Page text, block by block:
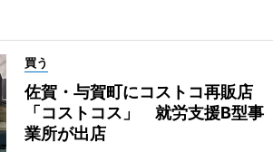
買う
佐賀・与賀町にコストコ再販店
「コストコス」 就労支援B型事
業所が出店